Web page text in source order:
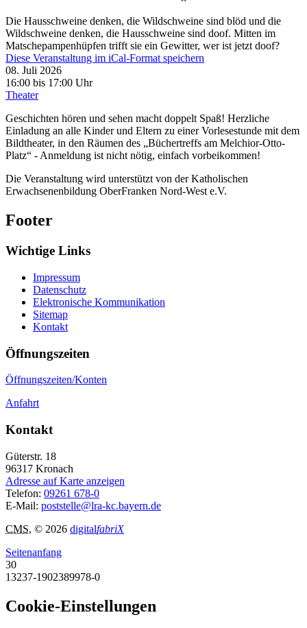
Die Hausschweine denken, die Wildschweine sind blöd und die
Wildschweine denken, die Hausschweine sind doof. Mitten im
Matschepampenhüpfen trifft sie ein Gewitter, wer ist jetzt doof?
Diese Veranstaltung im iCal-Format speichern
08. Juli 2026
16:00 bis 17:00 Uhr
Theater
Geschichten hören und sehen macht doppelt Spaß! Herzliche
Einladung an alle Kinder und Eltern zu einer Vorlesestunde mit dem
Bildtheater, in den Räumen des „Büchertreffs am Melchior-Otto-
Platz“ - Anmeldung ist nicht nötig, einfach vorbeikommen!
Die Veranstaltung wird unterstützt von der Katholischen
Erwachsenenbildung OberFranken Nord-West e.V.
Footer
Wichtige Links
Impressum
Datenschutz
Elektronische Kommunikation
Sitemap
Kontakt
Öffnungszeiten
Öffnungszeiten/Konten
Anfahrt
Kontakt
Güterstr. 18
96317 Kronach
Adresse auf Karte anzeigen
Telefon: 09261 678-0
E-Mail: poststelle@lra-kc.bayern.de
CMS, © 2026 digitalfabriX
Seitenanfang
30
13237-1902389978-0
Cookie-Einstellungen